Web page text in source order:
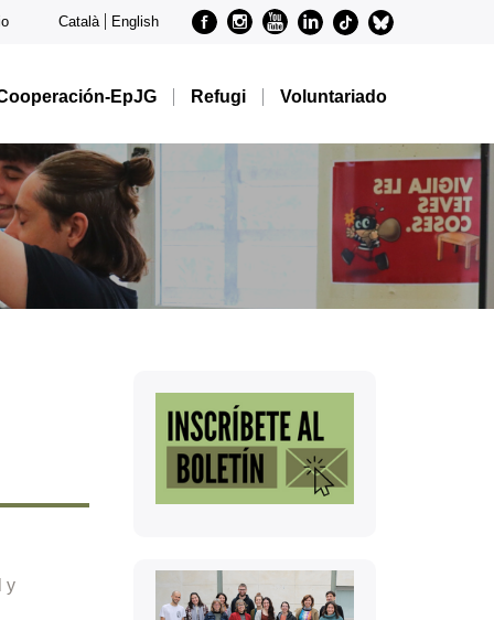
Català English Facebook
Instagram
Youtube
Linkedin
metode-
metode-
EpJG Refugi Voluntariado
y
Información
complementaria
Contacto